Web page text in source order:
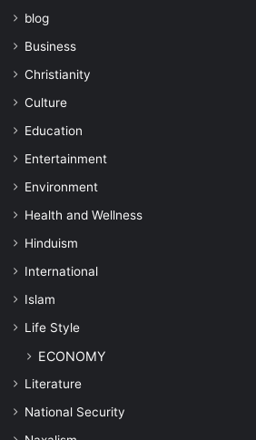
blog
Business
Christianity
Culture
Education
Entertainment
Environment
Health and Wellness
Hinduism
International
Islam
Life Style
ECONOMY
Literature
National Security